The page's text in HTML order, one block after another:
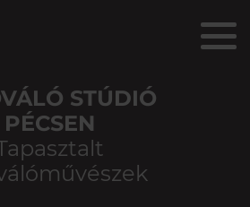
STÚDIÓ
PÉCSEN